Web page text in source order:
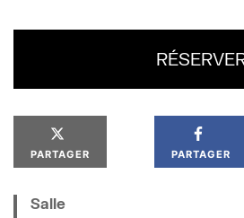
PARTAGER PARTAGER
Salle